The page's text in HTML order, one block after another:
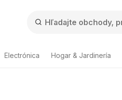
Electrónica Hogar & Jardinería